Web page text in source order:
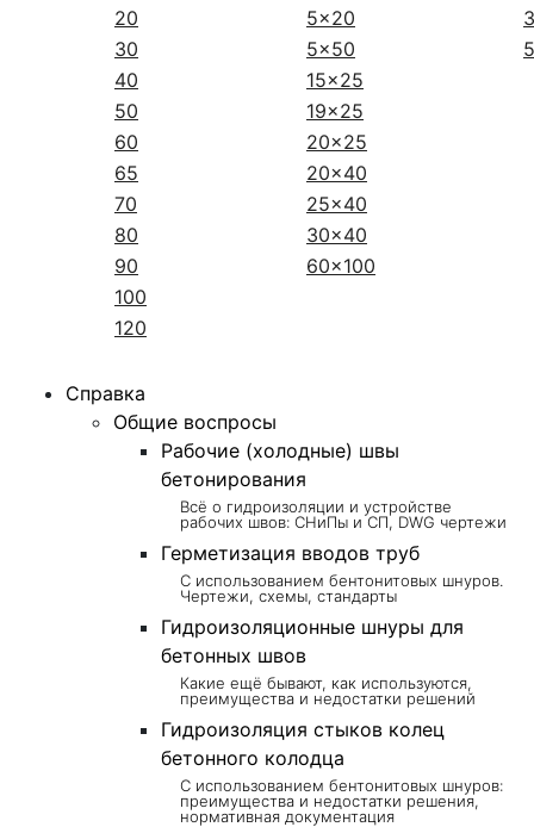
20
5x20
30
5x50
40
15x25
50
19x25
60
20x25
65
20x40
70
25x40
80
30x40
90
60x100
100
120
Справка
Общие воспросы
Рабочие (холодные) швы
бетонирования
Всё о гидроизоляции и устройстве
рабочих швов: СНиПы и СП, DWG чертежи
Герметизация вводов труб
С использованием бентонитовых шнуров.
Чертежи, схемы, стандарты
Гидроизоляционные шнуры для
бетонных швов
Какие ещё бывают, как используются,
преимущества и недостатки решений
Гидроизоляция стыков колец
бетонного колодца
С использованием бентонитовых шнуров:
преимущества и недостатки решения,
нормативная документация